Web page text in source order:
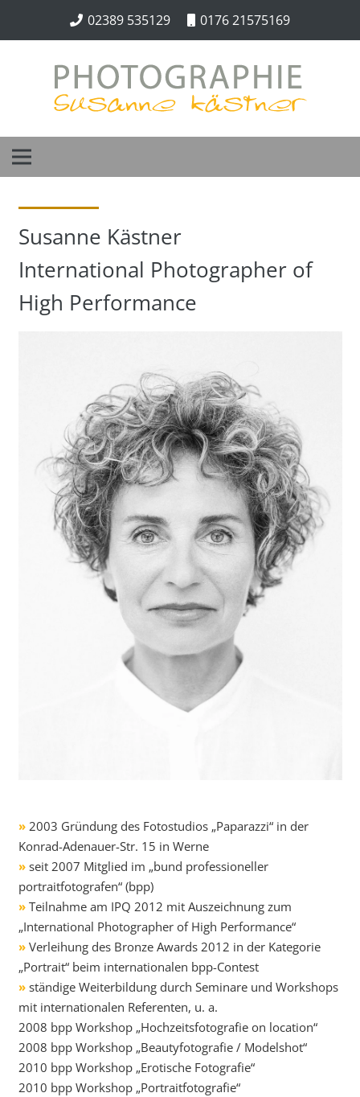
02389 535129 0176 21575169
Susanne Kästner
International Photographer of
High Performance
»2003 Gründung des Fotostudios „Paparazzi“ in der
Konrad-Adenauer-Str. 15 in Werne
»seit 2007 Mitglied im „bund professioneller
portraitfotografen“ (bpp)
»Teilnahme am IPQ 2012 mit Auszeichnung zum
„International Photographer of High Performance“
»Verleihung des Bronze Awards 2012 in der Kategorie
„Portrait“ beim internationalen bpp-Contest
»ständige Weiterbildung durch Seminare und Workshops
mit internationalen Referenten, u. a.
2008 bpp Workshop „Hochzeitsfotografie on location“
2008 bpp Workshop „Beautyfotografie / Modelshot“
2010 bpp Workshop „Erotische Fotografie“
2010 bpp Workshop „Portraitfotografie“